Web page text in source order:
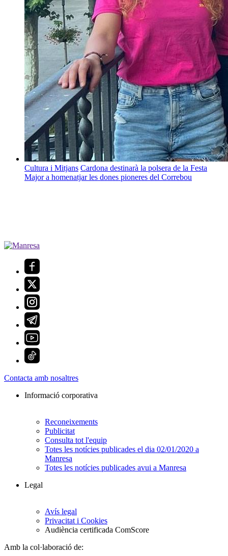
Cultura i Mitjans Cardona destinarà la polsera de la Festa
Major a homenatjar les dones pioneres del Correbou
Contacta amb nosaltres
Informació corporativa
Reconeixements
Publicitat
Consulta tot l'equip
Totes les notícies publicades el dia 02/01/2020 a
Manresa
Totes les notícies publicades avui a Manresa
Legal
Avís legal
Privacitat i Cookies
Audiència certificada ComScore
Amb la col·laboració de: